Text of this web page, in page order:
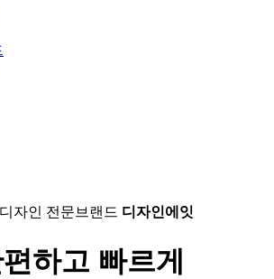
자인 전문브랜드 디자인에잇
하고 빠르게